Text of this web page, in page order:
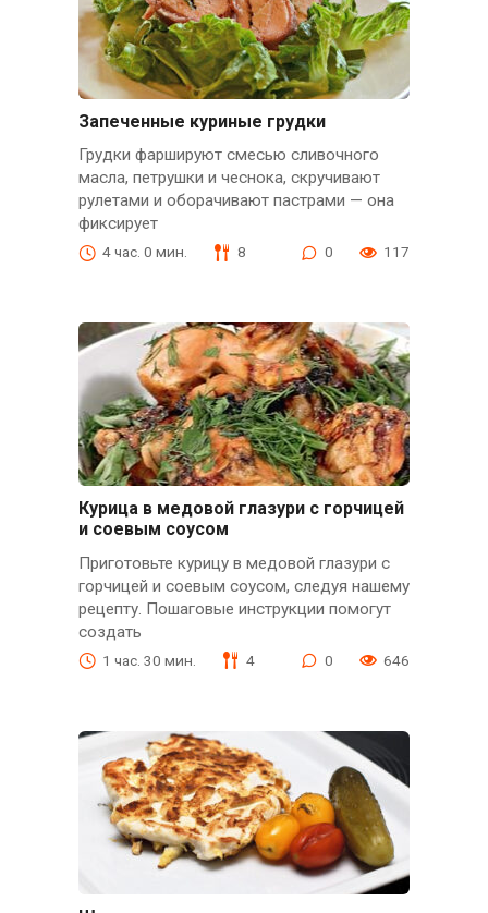
Запеченные куриные грудки
Грудки фаршируют смесью сливочного
масла, петрушки и чеснока, скручивают
рулетами и оборачивают пастрами — она
фиксирует
4 час. 0 мин. 8 0 117
Курица в медовой глазури с горчицей
и соевым соусом
Приготовьте курицу в медовой глазури с
горчицей и соевым соусом, следуя нашему
рецепту. Пошаговые инструкции помогут
создать
1 час. 30 мин. 4 0 646